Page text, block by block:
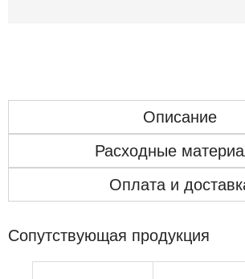
Описание
Расходные
Оплата и
Сопутствующая продукция